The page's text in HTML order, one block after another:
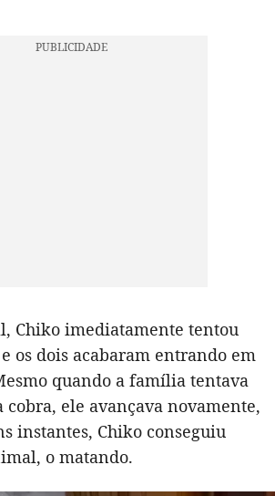
Chiko imediatamente tentou
os dois acabaram entrando em
quando a família tentava
cobra, ele avançava novamente,
instantes, Chiko conseguiu
o matando.